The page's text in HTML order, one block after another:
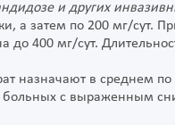
и других
а затем по 200 мг/сут.
400 мг/сут.
назначают в среднем
больных с выраженным